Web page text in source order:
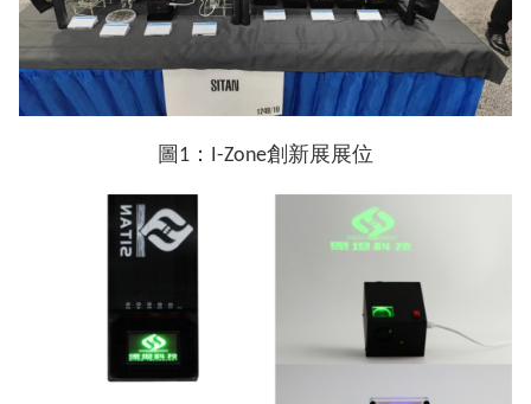
圖1：I-Zone創新展展位